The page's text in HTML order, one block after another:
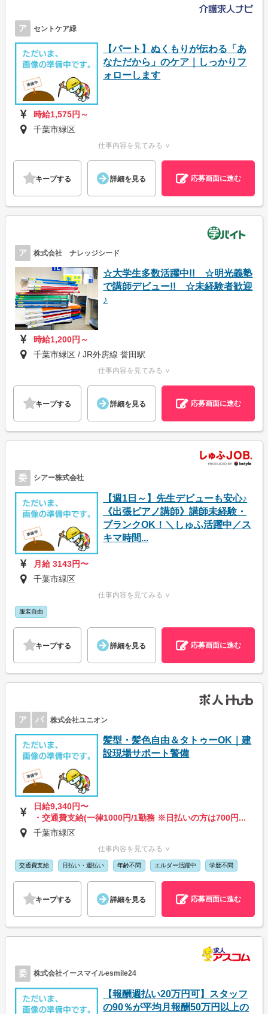
ア セントケア緑
【パート】ぬくもりが伝わる「あ
なただから」のケア｜しっかりフ
ォローします
時給1,575円～
千葉市緑区
仕事内容を見てみる ∨
キープする 詳細を見る 応募画面に進む
ア 株式会社 ナレッジシード
☆大学生多数活躍中!! ☆明光義塾
で講師デビュー!! ☆未経験者歓迎
♪
時給1,200円～
千葉市緑区 / JR外房線 誉田駅
仕事内容を見てみる ∨
キープする 詳細を見る 応募画面に進む
委 シアー株式会社
【週1日～】先生デビューも安心♪
《出張ピアノ講師》講師未経験・
ブランクOK！＼しゅふ活躍中／ス
キマ時間...
月給 3143円〜
千葉市緑区
仕事内容を見てみる ∨
服装自由
キープする 詳細を見る 応募画面に進む
ア パ 株式会社ユニオン
髪型・髪色自由＆タトゥーOK｜建
設現場サポート警備
日給9,340円〜
・交通費支給(一律1000円/1勤務 ※日払いの方は700円...
千葉市緑区
仕事内容を見てみる ∨
交通費支給 日払い・週払い 年齢不問 エルダー活躍中 学歴不問
キープする 詳細を見る 応募画面に進む
委 株式会社イースマイルesmile24
【報酬週払い20万円可】スタッフ
の90％が平均月報酬50万円以上の